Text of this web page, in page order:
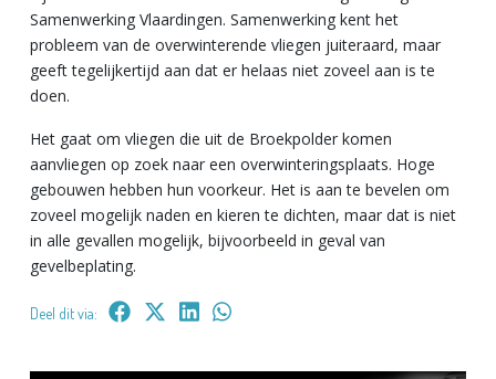
Samenwerking Vlaardingen. Samenwerking kent het
probleem van de overwinterende vliegen juiteraard, maar
geeft tegelijkertijd aan dat er helaas niet zoveel aan is te
doen.
Het gaat om vliegen die uit de Broekpolder komen
aanvliegen op zoek naar een overwinteringsplaats. Hoge
gebouwen hebben hun voorkeur. Het is aan te bevelen om
zoveel mogelijk naden en kieren te dichten, maar dat is niet
in alle gevallen mogelijk, bijvoorbeeld in geval van
gevelbeplating.
Deel dit via: